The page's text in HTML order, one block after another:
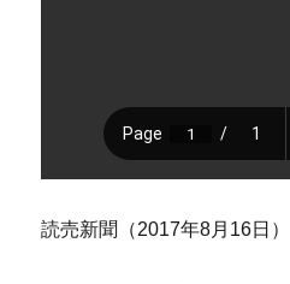
読売新聞（2017年8月16日）